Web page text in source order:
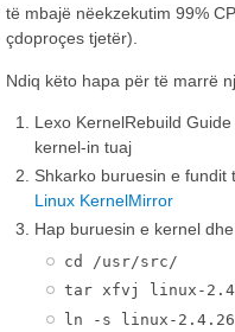
të mbajë nëekzekutim 99%
çdoproçes tjetër).
Ndiq këto hapa për të marrë
Lexo KernelRebuild
kernel-in tuaj
Shkarko buruesin e
Linux KernelMirror
Hap buruesin e kernel
cd /usr/src/
tar xfvj linux-
ln -s linux-